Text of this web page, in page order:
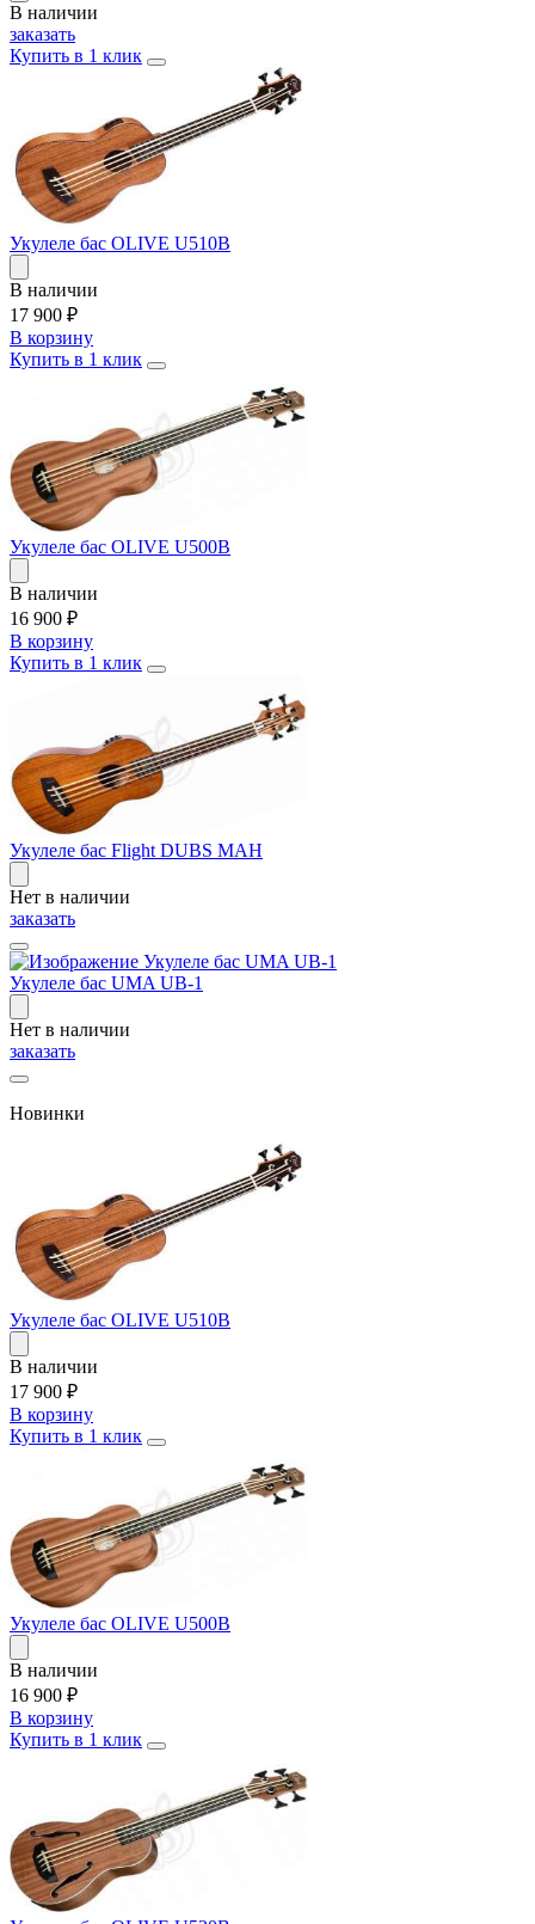
В наличии
заказать
Купить в 1 клик
Укулеле бас OLIVE U510B
В наличии
17 900 ₽
В корзину
Купить в 1 клик
Укулеле бас OLIVE U500B
В наличии
16 900 ₽
В корзину
Купить в 1 клик
Укулеле бас Flight DUBS MAH
Нет в наличии
заказать
Укулеле бас UMA UB-1
Нет в наличии
заказать
Новинки
Укулеле бас OLIVE U510B
В наличии
17 900 ₽
В корзину
Купить в 1 клик
Укулеле бас OLIVE U500B
В наличии
16 900 ₽
В корзину
Купить в 1 клик